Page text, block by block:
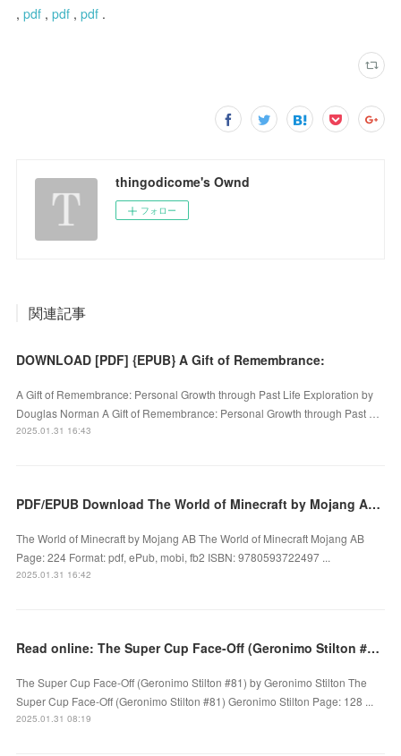
,pdf ,pdf ,pdf .
thingodicome's Ownd
フォロー
関連記事
DOWNLOAD [PDF] {EPUB} A Gift of Remembrance:
A Gift of Remembrance: Personal Growth through Past Life Exploration by
Douglas Norman A Gift of Remembrance: Personal Growth through Past …
2025.01.31 16:43
PDF/EPUB Download The World of Minecraft by Mojang AB Full Book
The World of Minecraft by Mojang AB The World of Minecraft Mojang AB
Page: 224 Format: pdf, ePub, mobi, fb2 ISBN: 9780593722497 ...
2025.01.31 16:42
Read online: The Super Cup Face-Off (Geronimo Stilton #81) by Geronimo Stilton
The Super Cup Face-Off (Geronimo Stilton #81) by Geronimo Stilton The
Super Cup Face-Off (Geronimo Stilton #81) Geronimo Stilton Page: 128 ...
2025.01.31 08:19